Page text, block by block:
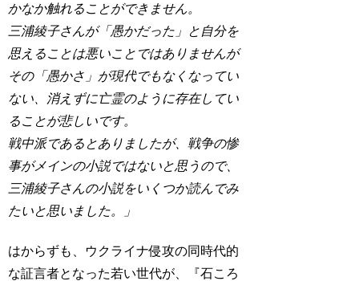
かなか触れることができません。
三浦綾子さんが「愚かだった」と自分を
思えることは悪いことではありませんが
その「愚かさ」が現代でもなくなってい
ない、消えずに亡霊のように存在してい
ることが悲しいです。
戦中派であるとありましたが、戦争の惨
事がメインの小説ではないと思うので、
三浦綾子さんの小説をいくつか読んでみ
たいと思いました。」
はからずも、ウクライナ侵攻の同時代的
な証言者となった若い世代が、『石ころ